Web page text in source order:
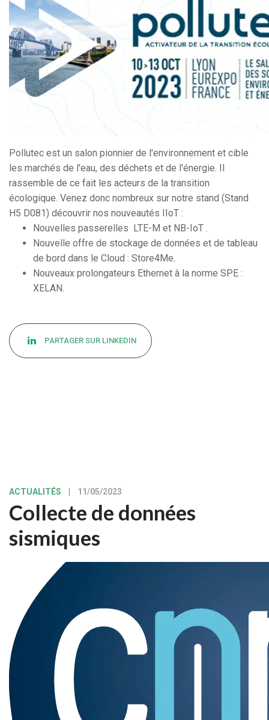
Pollutec est un salon pionnier de l'environnement et cible
les marchés de l'eau, des déchets et de l'énergie. Il
rassemble de ce fait les acteurs de la transition
écologique. Venez donc nombreux sur notre stand (Stand
H5 D081) découvrir nos nouveautés IIoT :
Nouvelles passerelles LTE-M et NB-IoT .
Nouvelle offre de stockage de données et de tableau
de bord dans le Cloud : Store4Me.
Nouveaux prolongateurs Ethernet à la norme SPE :
XELAN.
PARTAGER SUR LINKEDIN
ACTUALITÉS 11/05/2023
Collecte de données
sismiques